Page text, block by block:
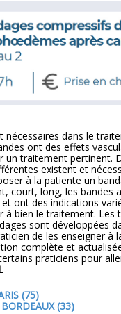
dans le
ont des effets
un traitement pertinent.
existent et
à la patiente un
court, long, les bandes
ont des indications
bien le traitement. Les
sont développées
de les enseigner à
complète et
praticiens pour
(75)
(33)